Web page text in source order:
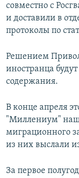
совместно с
и доставили в
протоколы по
Решением
иностранца
содержания.
В конце апреля
"Миллениум"
миграционного
из них выслали
За первое